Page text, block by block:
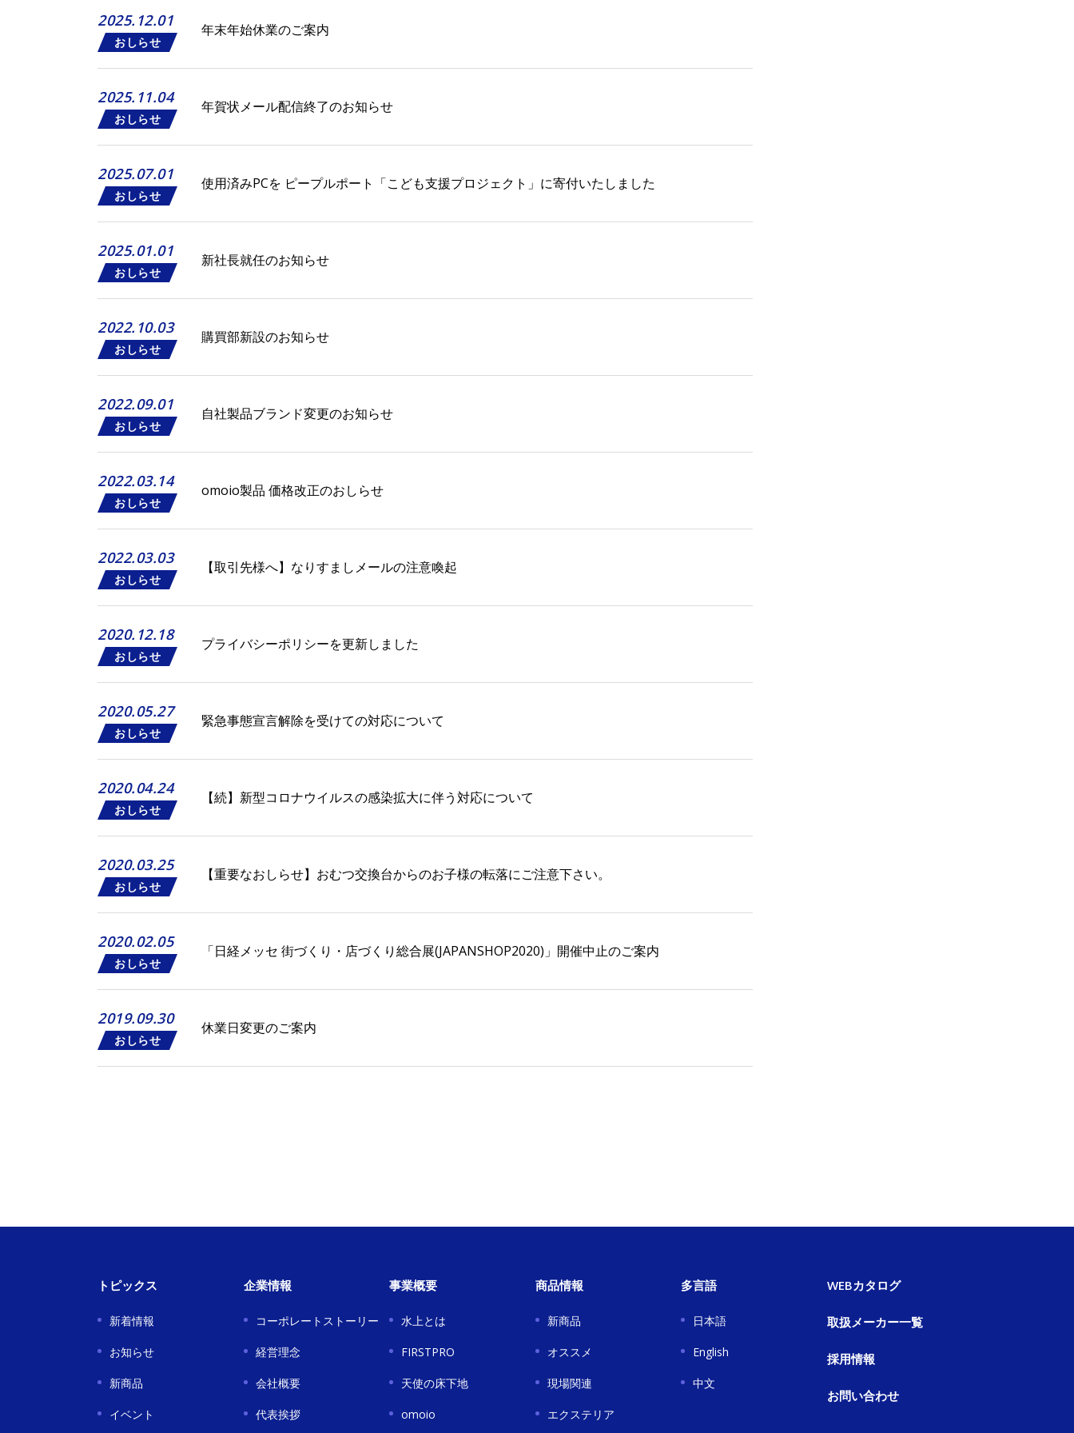
2025.12.01
おしらせ
年末年始休業のご案内
2025.11.04
おしらせ
年賀状メール配信終了のお知らせ
2025.07.01
おしらせ
使用済みPCを ピープルポート「こども支援プロジェクト」に寄付いたしました
2025.01.01
おしらせ
新社長就任のお知らせ
2022.10.03
おしらせ
購買部新設のお知らせ
2022.09.01
おしらせ
⾃社製品ブランド変更のお知らせ
2022.03.14
おしらせ
omoio製品 価格改正のおしらせ
2022.03.03
おしらせ
【取引先様へ】なりすましメールの注意喚起
2020.12.18
おしらせ
プライバシーポリシーを更新しました
2020.05.27
おしらせ
緊急事態宣言解除を受けての対応について
2020.04.24
おしらせ
【続】新型コロナウイルスの感染拡大に伴う対応について
2020.03.25
おしらせ
【重要なおしらせ】おむつ交換台からのお子様の転落にご注意下さい。
2020.02.05
おしらせ
「日経メッセ 街づくり・店づくり総合展(JAPANSHOP2020)」開催中止のご案内
2019.09.30
おしらせ
休業日変更のご案内
トピックス
新着情報
お知らせ
新商品
イベント
企業情報
コーポレートストーリー
経営理念
会社概要
代表挨拶
事業概要
水上とは
FIRSTPRO
天使の床下地
omoio
商品情報
新商品
オススメ
現場関連
エクステリア
多言語
日本語
English
中文
WEBカタログ
取扱メーカー一覧
採用情報
お問い合わせ